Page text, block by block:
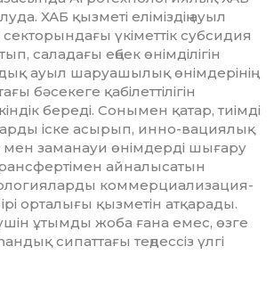
ХАБ қызметі еліміздің ауыл
үкіметтік субсидия
саладағы еңбек өнім­ді­лігін
ауыл шаруа­шы­лық өнімдерінің
бә­­секеге қабілеттілігін
береді. Сонымен қатар, тиімді
іске асырып, инно-вация­лық
мен заманауи өнім­дерді шығару
айналысатын
коммерциализация­
ірі орталығы қызметін ат­қа­рады.
ұтымды жоба ғана емес, өзге
си­пат­тағы теңдессіз үлгі